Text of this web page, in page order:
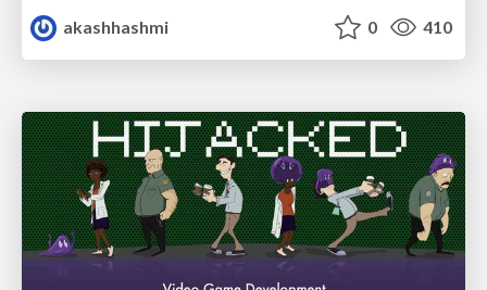
akashhashmi
0 410